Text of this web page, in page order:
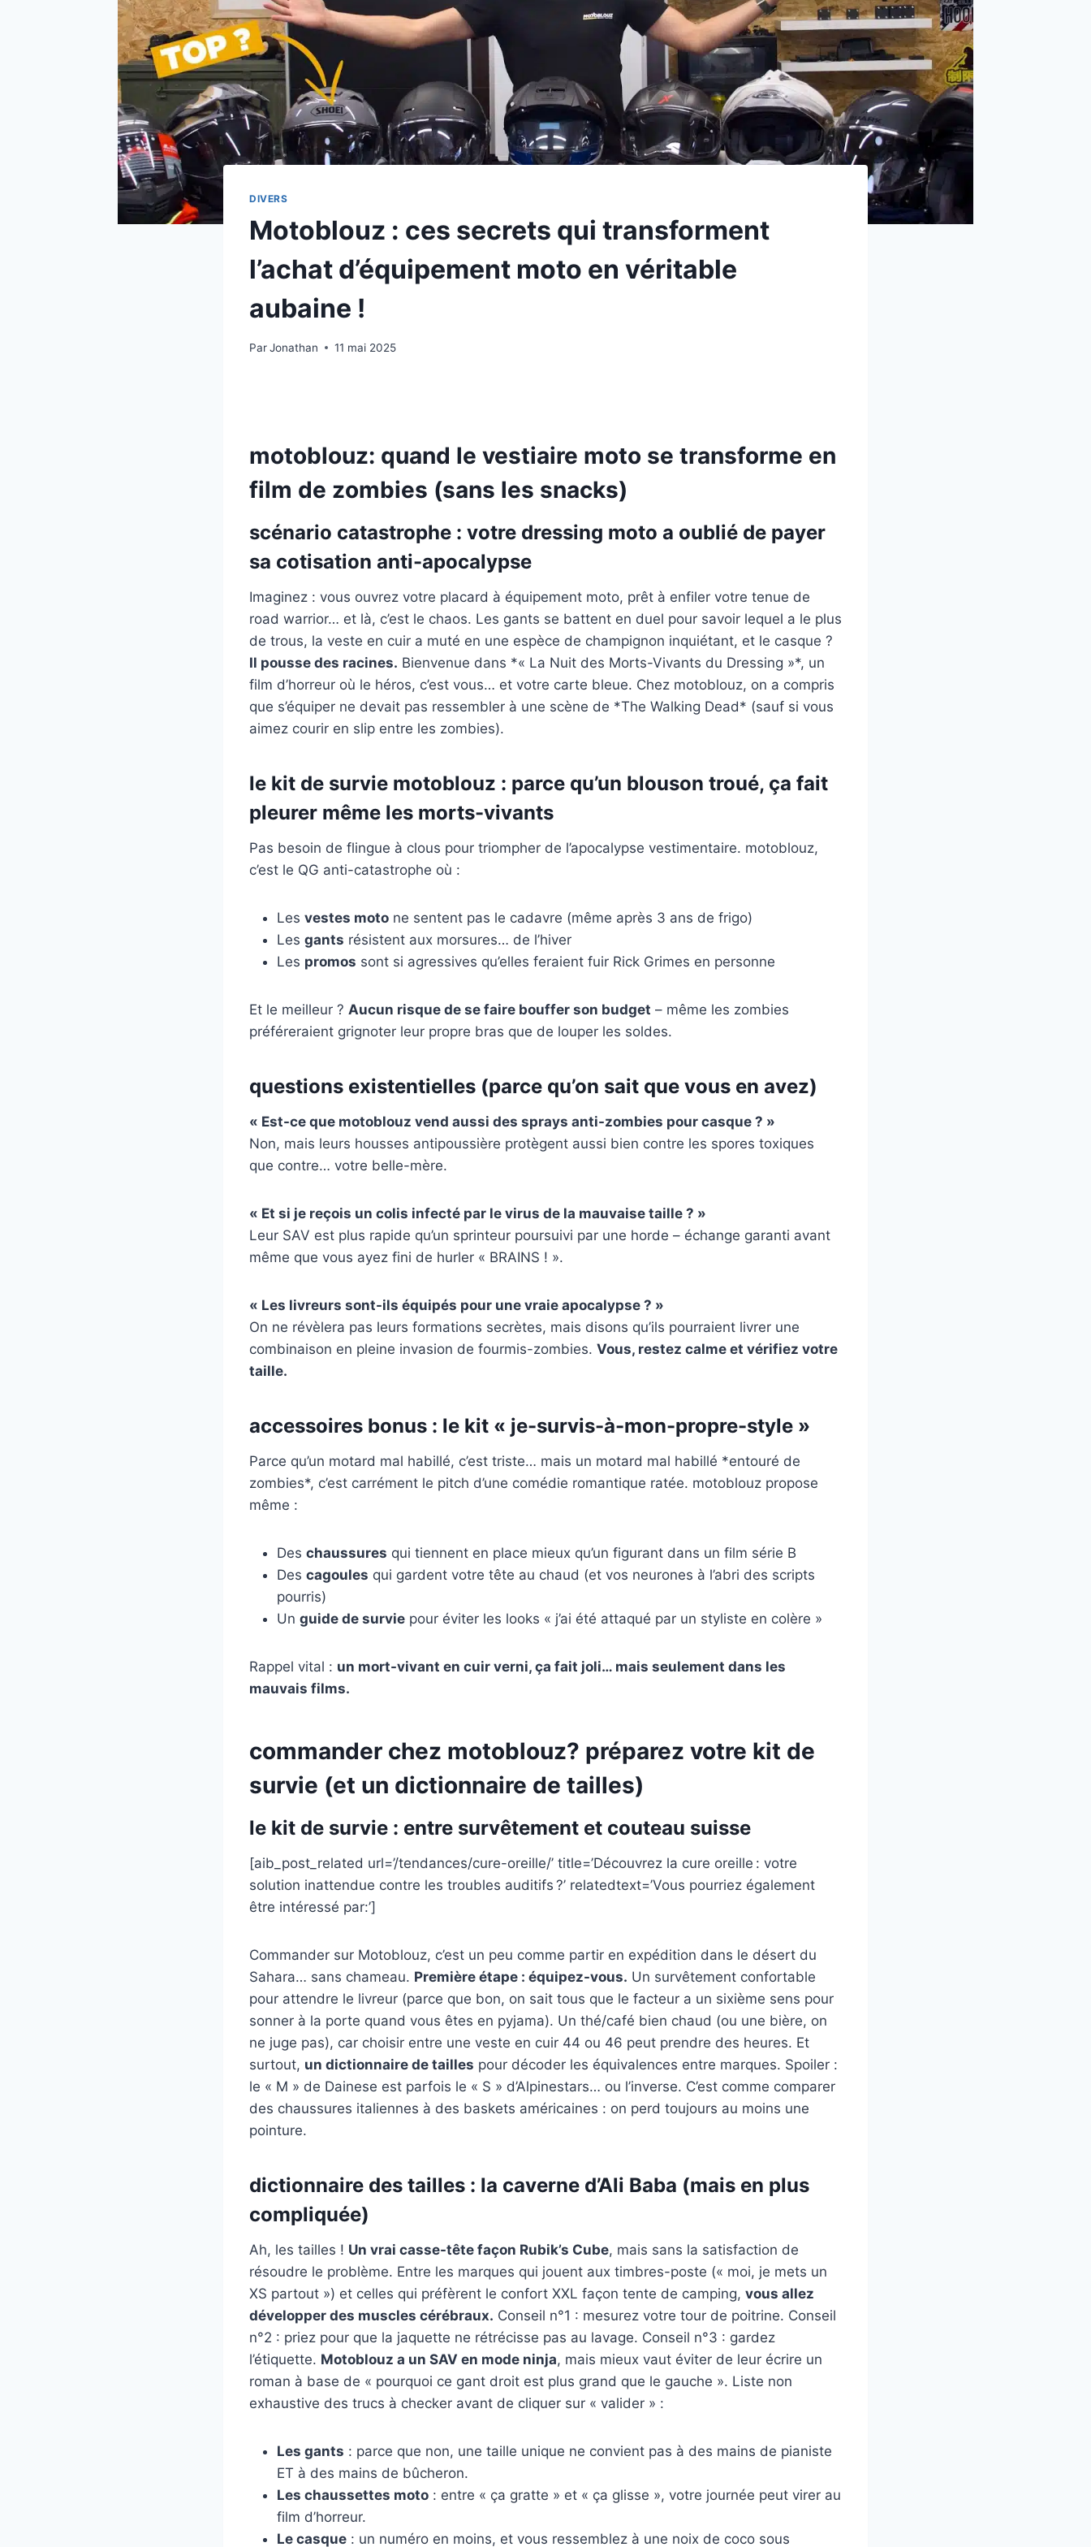
DIVERS
Motoblouz : ces secrets qui transforment
l’achat d’équipement moto en véritable
aubaine !
ParJonathan 11 mai 2025
motoblouz: quand le vestiaire moto se transforme en
film de zombies (sans les snacks)
scénario catastrophe : votre dressing moto a oublié de payer
sa cotisation anti-apocalypse
Imaginez : vous ouvrez votre placard à équipement moto, prêt à enfiler votre tenue de
road warrior… et là, c’est le chaos. Les gants se battent en duel pour savoir lequel a le plus
de trous, la veste en cuir a muté en une espèce de champignon inquiétant, et le casque ?
Il pousse des racines. Bienvenue dans *« La Nuit des Morts-Vivants du Dressing »*, un
film d’horreur où le héros, c’est vous… et votre carte bleue. Chez motoblouz, on a compris
que s’équiper ne devait pas ressembler à une scène de *The Walking Dead* (sauf si vous
aimez courir en slip entre les zombies).
le kit de survie motoblouz : parce qu’un blouson troué, ça fait
pleurer même les morts-vivants
Pas besoin de flingue à clous pour triompher de l’apocalypse vestimentaire. motoblouz,
c’est le QG anti-catastrophe où :
Les vestes moto ne sentent pas le cadavre (même après 3 ans de frigo)
Les gants résistent aux morsures… de l’hiver
Les promos sont si agressives qu’elles feraient fuir Rick Grimes en personne
Et le meilleur ? Aucun risque de se faire bouffer son budget – même les zombies
préféreraient grignoter leur propre bras que de louper les soldes.
questions existentielles (parce qu’on sait que vous en avez)
« Est-ce que motoblouz vend aussi des sprays anti-zombies pour casque ? »
Non, mais leurs housses antipoussière protègent aussi bien contre les spores toxiques
que contre… votre belle-mère.
« Et si je reçois un colis infecté par le virus de la mauvaise taille ? »
Leur SAV est plus rapide qu’un sprinteur poursuivi par une horde – échange garanti avant
même que vous ayez fini de hurler « BRAINS ! ».
« Les livreurs sont-ils équipés pour une vraie apocalypse ? »
On ne révèlera pas leurs formations secrètes, mais disons qu’ils pourraient livrer une
combinaison en pleine invasion de fourmis-zombies. Vous, restez calme et vérifiez votre
taille.
accessoires bonus : le kit « je-survis-à-mon-propre-style »
Parce qu’un motard mal habillé, c’est triste… mais un motard mal habillé *entouré de
zombies*, c’est carrément le pitch d’une comédie romantique ratée. motoblouz propose
même :
Des chaussures qui tiennent en place mieux qu’un figurant dans un film série B
Des cagoules qui gardent votre tête au chaud (et vos neurones à l’abri des scripts
pourris)
Un guide de survie pour éviter les looks « j’ai été attaqué par un styliste en colère »
Rappel vital : un mort-vivant en cuir verni, ça fait joli… mais seulement dans les
mauvais films.
commander chez motoblouz? préparez votre kit de
survie (et un dictionnaire de tailles)
le kit de survie : entre survêtement et couteau suisse
[aib_post_related url=’/tendances/cure-oreille/’ title=’Découvrez la cure oreille : votre
solution inattendue contre les troubles auditifs ?’ relatedtext=’Vous pourriez également
être intéressé par:’]
Commander sur Motoblouz, c’est un peu comme partir en expédition dans le désert du
Sahara… sans chameau. Première étape : équipez-vous. Un survêtement confortable
pour attendre le livreur (parce que bon, on sait tous que le facteur a un sixième sens pour
sonner à la porte quand vous êtes en pyjama). Un thé/café bien chaud (ou une bière, on
ne juge pas), car choisir entre une veste en cuir 44 ou 46 peut prendre des heures. Et
surtout, un dictionnaire de tailles pour décoder les équivalences entre marques. Spoiler :
le « M » de Dainese est parfois le « S » d’Alpinestars… ou l’inverse. C’est comme comparer
des chaussures italiennes à des baskets américaines : on perd toujours au moins une
pointure.
dictionnaire des tailles : la caverne d’Ali Baba (mais en plus
compliquée)
Ah, les tailles ! Un vrai casse-tête façon Rubik’s Cube, mais sans la satisfaction de
résoudre le problème. Entre les marques qui jouent aux timbres-poste (« moi, je mets un
XS partout ») et celles qui préfèrent le confort XXL façon tente de camping, vous allez
développer des muscles cérébraux. Conseil n°1 : mesurez votre tour de poitrine. Conseil
n°2 : priez pour que la jaquette ne rétrécisse pas au lavage. Conseil n°3 : gardez
l’étiquette. Motoblouz a un SAV en mode ninja, mais mieux vaut éviter de leur écrire un
roman à base de « pourquoi ce gant droit est plus grand que le gauche ». Liste non
exhaustive des trucs à checker avant de cliquer sur « valider » :
Les gants : parce que non, une taille unique ne convient pas à des mains de pianiste
ET à des mains de bûcheron.
Les chaussettes moto : entre « ça gratte » et « ça glisse », votre journée peut virer au
film d’horreur.
Le casque : un numéro en moins, et vous ressemblez à une noix de coco sous